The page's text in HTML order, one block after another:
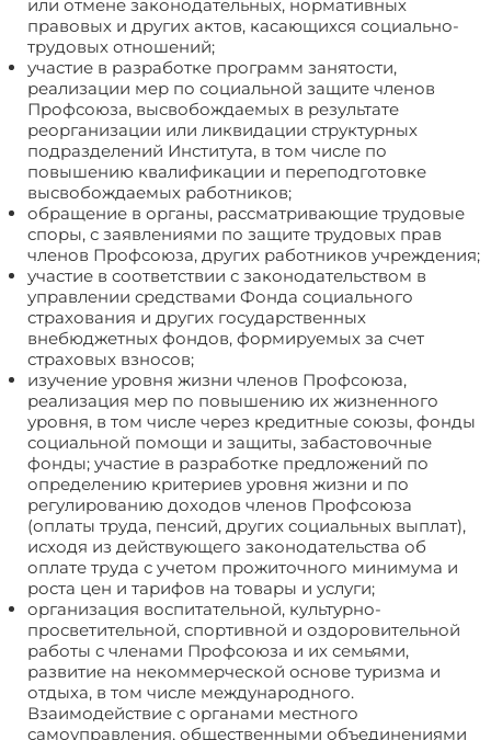
или отмене законодательных, нормативных
правовых и других актов, касающихся социально-
трудовых отношений;
участие в разработке программ за­нятости,
реализации мер по социальной защите членов
Проф­союза, высвобождаемых в результате
реорганизации или ликвидации структурных
подразделений Института, в том числе по
повышению квалификации и переподготовке
высвобождаемых работников;
обращение в органы, рассматривающие трудовые
споры, с заявлениями по защите трудовых прав
членов Профсоюза, других работников учреждения;
участие в соответствии с законодательством в
управлении средствами Фонда социального
страхования и других государственных
внебюджетных фондов, формируемых за счет
страховых взносов;
изучение уровня жизни членов Профсоюза,
реализация мер по повышению их жизненного
уровня, в том числе через кредитные союзы, фонды
социальной помощи и защиты, забастовочные
фонды; участие в разработке предло­жений по
определению критериев уровня жизни и по
регулированию доходов членов Профсоюза
(оплаты труда, пен­сий, других социальных выплат),
исходя из действующего законодательст­ва об
оплате труда с учетом прожиточного мини­мума и
роста цен и тарифов на товары и услуги;
организация воспитательной, культурно-
просветительной, спортивной и оздоровительной
работы с членами Профсоюза и их семьями,
развитие на некоммерческой основе туризма и
отдыха, в том числе международного.
Взаимодействие с органами местного
самоуправления, общественными объединения­ми